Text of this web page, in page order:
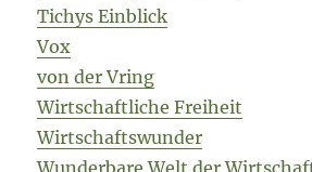
Tichys Einblick
Vox
von der Vring
Wirtschaftliche Freiheit
Wirtschaftswunder